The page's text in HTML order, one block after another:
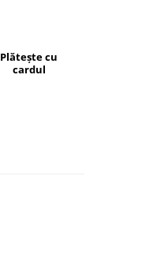
Plătește cu
cardul